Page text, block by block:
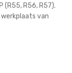
(R55, R56, R57).
van